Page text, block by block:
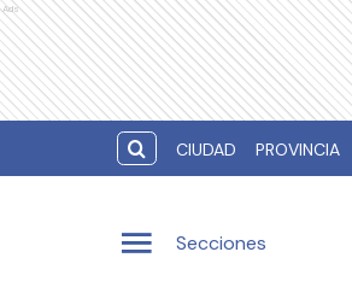
Ads
CIUDAD PROVINCIA
Secciones